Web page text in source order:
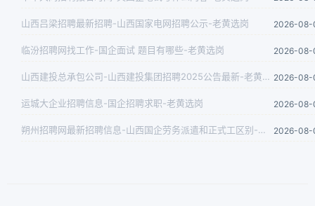
山西吕梁招聘最新招聘-山西国家电网招聘公示-老黄选岗 2026-08-
临汾招聘网找工作-国企面试 题目有哪些-老黄选岗 2026-08-
山西建投总承包公司-山西建投集团招聘2025公告最新-老黄选岗 2026-08-
运城大企业招聘信息-国企招聘求职-老黄选岗 2026-08-
朔州招聘网最新招聘信息-山西国企劳务派遣和正式工区别-老黄选岗 2026-08-